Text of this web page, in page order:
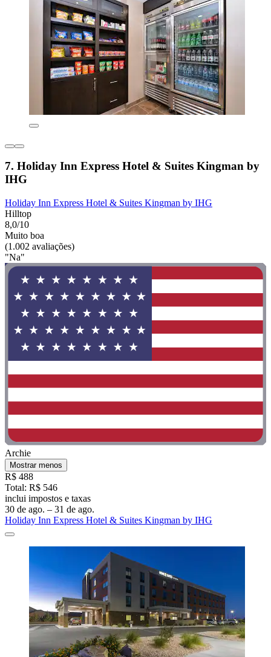
7. Holiday Inn Express Hotel & Suites Kingman by
IHG
Holiday Inn Express Hotel & Suites Kingman by IHG
Hilltop
8,0/10
Muito boa
(1.002 avaliações)
"Na"
Archie
Mostrar menos
R$ 488
Total: R$ 546
inclui impostos e taxas
30 de ago. – 31 de ago.
Holiday Inn Express Hotel & Suites Kingman by IHG